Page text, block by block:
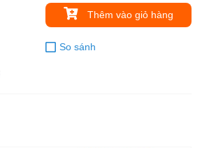
Thêm vào giỏ hàng
So sánh